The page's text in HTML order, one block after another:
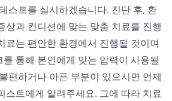
스트를 실시하겠습니다. 진단 후, 환
상과 컨디션에 맞는 맞춤 치료를 진행
료는 편안한 환경에서 진행될 것이며
통해 본인에게 맞는 압력이 사용될
편하거나 아픈 부분이 있으시면 언제
스트에게 알려주세요. 그에 따라 치료